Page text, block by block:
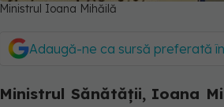
Ministrul Ioana Mihăilă
Adaugă-ne ca sursă preferată
Ministrul Sănătății, Ioana